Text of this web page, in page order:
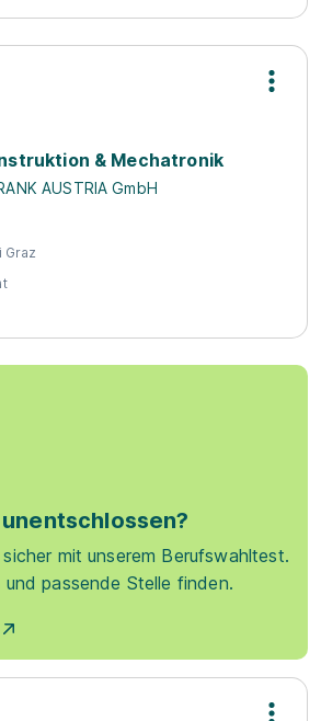
& Mechatronik
AUSTRIA GmbH
Graz
mit unserem Berufswahltest.
und passende Stelle finden.